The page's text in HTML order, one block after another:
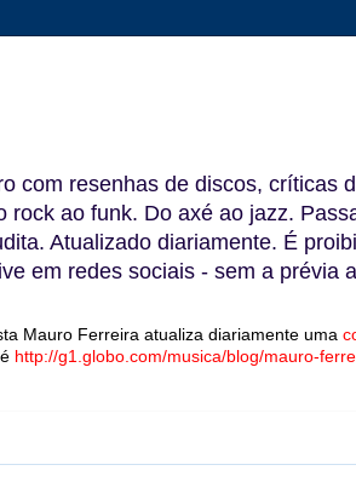
com resenhas de discos, críticas
rock ao funk. Do axé ao jazz.
Atualizado diariamente. É
em redes sociais - sem a prévia
Mauro Ferreira atualiza diariamente uma
http://g1.globo.com/musica/blog/mauro-